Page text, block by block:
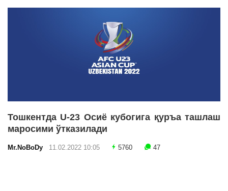
Тошкентда U-23 Осиё кубогига қуръа ташлаш
маросими ўтказилади
Mr.NoBoDy 11.02.2022 10:05 5760 47